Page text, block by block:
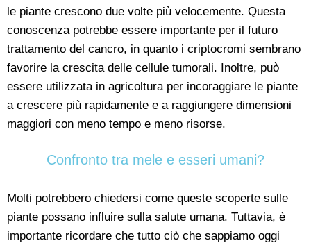
le piante crescono due volte più velocemente. Questa
conoscenza potrebbe essere importante per il futuro
trattamento del cancro, in quanto i criptocromi sembrano
favorire la crescita delle cellule tumorali. Inoltre, può
essere utilizzata in agricoltura per incoraggiare le piante
a crescere più rapidamente e a raggiungere dimensioni
maggiori con meno tempo e meno risorse.
Confronto tra mele e esseri umani?
Molti potrebbero chiedersi come queste scoperte sulle
piante possano influire sulla salute umana. Tuttavia, è
importante ricordare che tutto ciò che sappiamo oggi